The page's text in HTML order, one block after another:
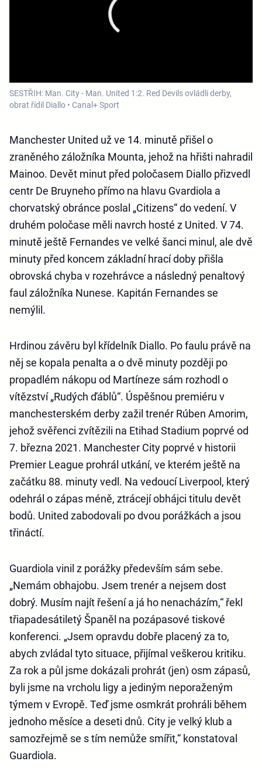
SESTŘIH: Man. City - Man. United 1:2. Red Devils ovládli derby,
obrat řídil Diallo • Canal+ Sport
Manchester United už ve 14. minutě přišel o
zraněného záložníka Mounta, jehož na hřišti nahradil
Mainoo. Devět minut před poločasem Diallo přizvedl
centr De Bruyneho přímo na hlavu Gvardiola a
chorvatský obránce poslal „Citizens“ do vedení. V
druhém poločase měli navrch hosté z United. V 74.
minutě ještě Fernandes ve velké šanci minul, ale dvě
minuty před koncem základní hrací doby přišla
obrovská chyba v rozehrávce a následný penaltový
faul záložníka Nunese. Kapitán Fernandes se
nemýlil.
Hrdinou závěru byl křídelník Diallo. Po faulu právě na
něj se kopala penalta a o dvě minuty později po
propadlém nákopu od Martíneze sám rozhodl o
vítězství „Rudých ďáblů“. Úspěšnou premiéru v
manchesterském derby zažil trenér Rúben Amorim,
jehož svěřenci zvítězili na Etihad Stadium poprvé od
7. března 2021. Manchester City poprvé v historii
Premier League prohrál utkání, ve kterém ještě na
začátku 88. minuty vedl. Na vedoucí Liverpool, který
odehrál o zápas méně, ztrácejí obhájci titulu devět
bodů. United zabodovali po dvou porážkách a jsou
třináctí.
Guardiola vinil z porážky především sám sebe.
„Nemám obhajobu. Jsem trenér a nejsem dost
dobrý. Musím najít řešení a já ho nenacházím,“ řekl
třiapadesátiletý Španěl na pozápasové tiskové
konferenci. „Jsem opravdu dobře placený za to,
abych zvládal tyto situace, přijímal veškerou kritiku.
Za rok a půl jsme dokázali prohrát (jen) osm zápasů,
byli jsme na vrcholu ligy a jediným neporaženým
týmem v Evropě. Teď jsme osmkrát prohráli během
jednoho měsíce a deseti dnů. City je velký klub a
samozřejmě se s tím nemůže smířit,“ konstatoval
Guardiola.